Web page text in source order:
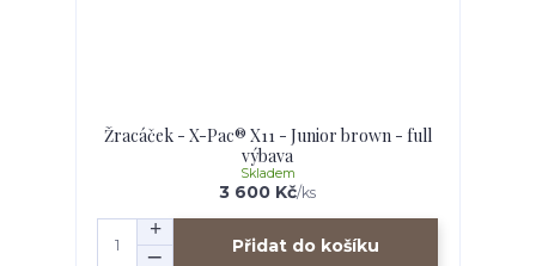
Žracáček - X-Pac® X11 - Junior brown - full
výbava
3 600 Kč/ks
Skladem
Přidat do košíku